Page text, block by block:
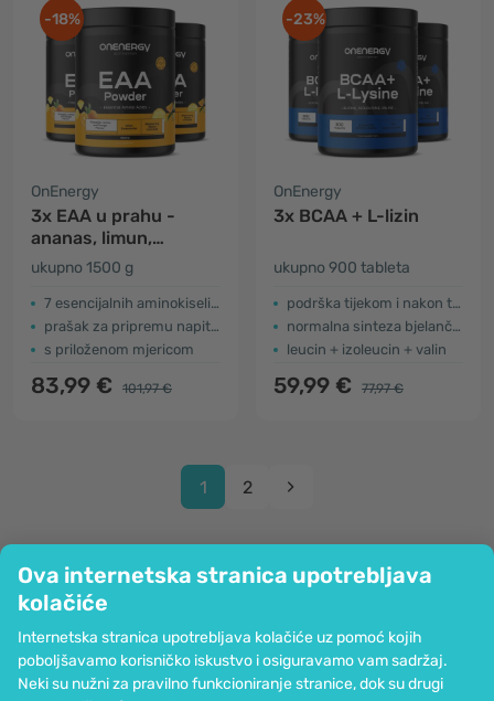
Ova internetska stranica upotrebljava
kolačiće
Internetska stranica upotrebljava kolačiće uz pomoć kojih
poboljšavamo korisničko iskustvo i osiguravamo vam sadržaj.
Neki su nužni za pravilno funkcioniranje stranice, dok su drugi
-18%
OnEnergy
3x EAA u prahu -
ananas, limun,
naranča
ukupno 1500 g
7 esencijalnih aminokiselina
prašak za pripremu napitka
s priloženom mjericom
83,99 € 101,97 €
-23%
OnEnergy
3x BCAA + L-lizin
ukupno 900 tableta
podrška tijekom i nakon treninga
normalna sinteza bjelančevina
leucin + izoleucin + valin
59,99 € 77,97 €
1 2
Informacije
Pridružite nam se